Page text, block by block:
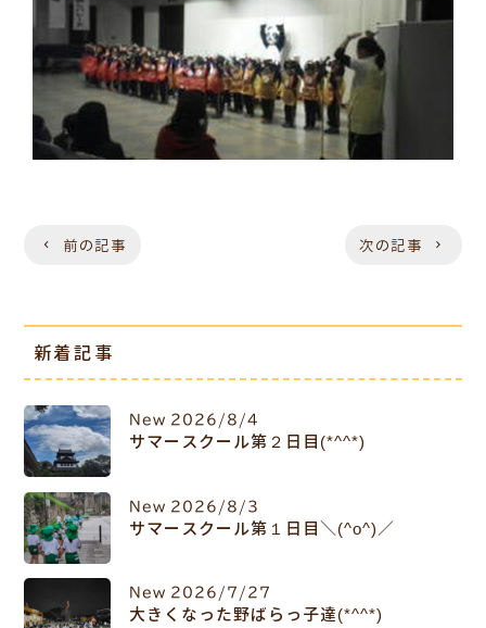
前の記事 次の記事
新着記事
New 2026/8/4
サマースクール第２日目(*^^*)
New 2026/8/3
サマースクール第１日目＼(^o^)／
New 2026/7/27
大きくなった野ばらっ子達(*^^*)